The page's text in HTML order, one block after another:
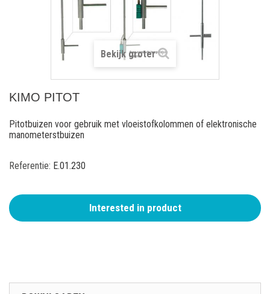
Bekijk groter
KIMO PITOT
Pitotbuizen voor gebruik met vloeistofkolommen of elektronische
manometerstbuizen
Referentie: E.01.230
Interested in product